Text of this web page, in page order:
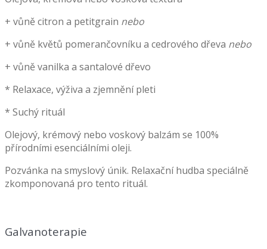
+ vůně citron a petitgrain nebo
+ vůně květů pomerančovníku a cedrového dřeva nebo
+ vůně vanilka a santalové dřevo
* Relaxace, výživa a zjemnění pleti
* Suchý rituál
Olejový, krémový nebo voskový balzám se 100%
přírodními esenciálními oleji.
Pozvánka na smyslový únik. Relaxační hudba speciálně
zkomponovaná pro tento rituál.
Galvanoterapie